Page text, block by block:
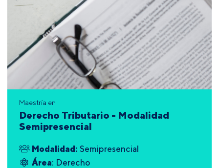
Maestría en
Derecho Tributario - Modalidad
Semipresencial
Modalidad: Semipresencial
Área: Derecho